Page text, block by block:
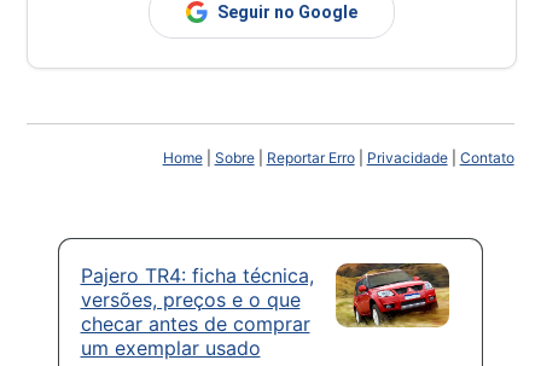
Seguir no Google
Home| Sobre| Reportar Erro| Privacidade| Contato
Pajero TR4: ficha técnica,
versões, preços e o que
checar antes de comprar
um exemplar usado